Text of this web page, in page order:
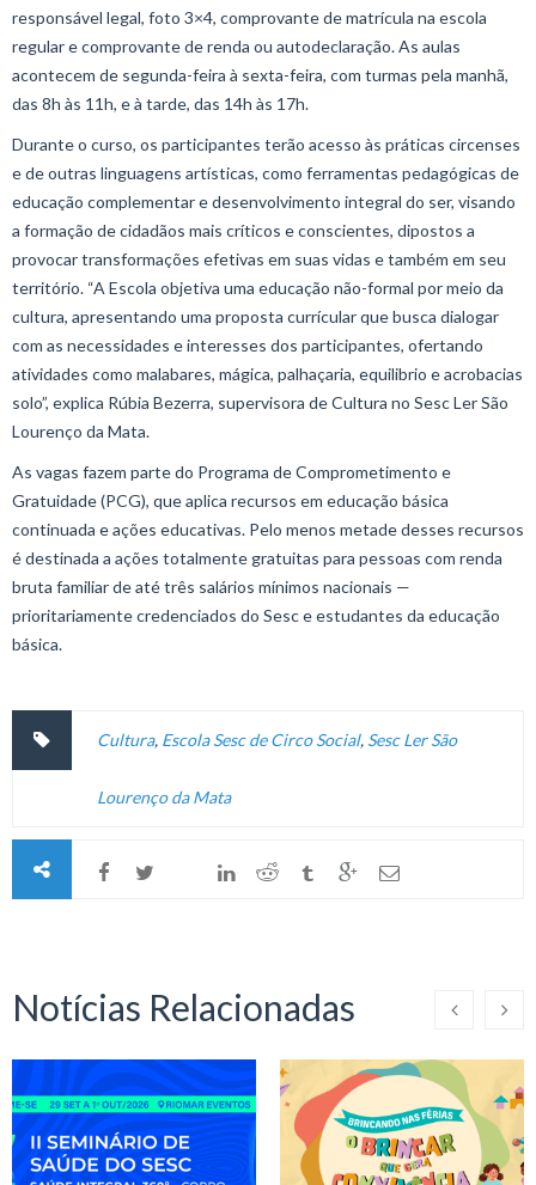
responsável legal, foto 3×4, comprovante de matrícula na escola
regular e comprovante de renda ou autodeclaração. As aulas
acontecem de segunda-feira à sexta-feira, com turmas pela manhã,
das 8h às 11h, e à tarde, das 14h às 17h.
Durante o curso, os participantes terão acesso às práticas circenses
e de outras linguagens artísticas, como ferramentas pedagógicas de
educação complementar e desenvolvimento integral do ser, visando
a formação de cidadãos mais críticos e conscientes, dipostos a
provocar transformações efetivas em suas vidas e também em seu
território. “A Escola objetiva uma educação não-formal por meio da
cultura, apresentando uma proposta currícular que busca dialogar
com as necessidades e interesses dos participantes, ofertando
atividades como malabares, mágica, palhaçaria, equilibrio e acrobacias
solo”, explica Rúbia Bezerra, supervisora de Cultura no Sesc Ler São
Lourenço da Mata.
As vagas fazem parte do Programa de Comprometimento e
Gratuidade (PCG), que aplica recursos em educação básica
continuada e ações educativas. Pelo menos metade desses recursos
é destinada a ações totalmente gratuitas para pessoas com renda
bruta familiar de até três salários mínimos nacionais —
prioritariamente credenciados do Sesc e estudantes da educação
básica.
Cultura, Escola Sesc de Circo Social, Sesc Ler São
Lourenço da Mata
Notícias Relacionadas